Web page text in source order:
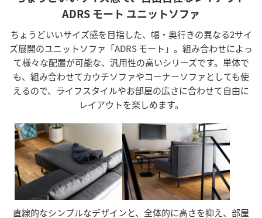
ADRS モート ユニットソファ
ちょうどいいサイズ感を目指した、幅・奥行きの異なる2サイ
ズ展開のユニットソファ「ADRS モート」。組み合わせによっ
て様々な配置が可能な、汎用性の高いシリーズです。単体で
も、組み合わせてカウチソファやコーナーソファとしても使
えるので、ライフスタイルやお部屋の広さに合わせて自由に
レイアウトを楽しめます。
直線的なシンプルなデザインと、全体的に高さを抑え、部屋